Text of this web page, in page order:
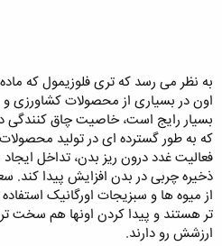
به نظر می رسد که تری فلوزیمول که
اون در بسیاری از محصولات کشاورزی
بسیار رایج است، خاصیت چاق کنندگی
که به طور گسترده ای در تولید
فعالیت غدد درون ریز بدن، تداخل
ذخیره چربی در بدن افزایش پیدا کند.
از میوه ها و سبزیجات اورگانیک
تر هستند و پیدا کردن اونها هم سخت
ارزشش رو دارند.​